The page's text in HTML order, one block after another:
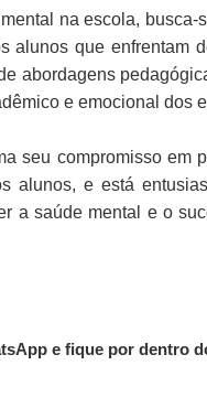
na escola,
alunos que enfrentam
abordagens
e emocional dos
seu compromisso em
alunos, e está
a saúde mental e o
e fique por dentro